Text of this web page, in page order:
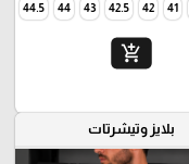
41
42
42.5
43
44
44.5
add_shopping_cart
بلايز وتيشرتات